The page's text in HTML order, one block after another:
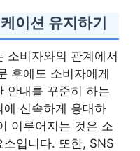
이션 유지하기
소비자와의 관계에서
후에도 소비자에게
안내를 꾸준히 하는
신속하게 응대하
이루어지는 것은 소
입니다. 또한, SNS